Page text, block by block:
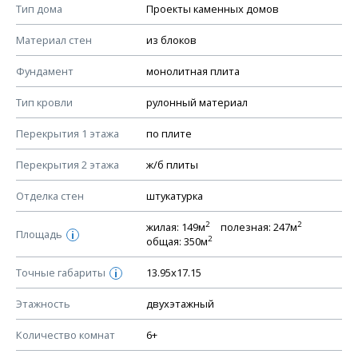
Тип дома Проекты каменных домов
Материал стен из блоков
Фундамент монолитная плита
Тип кровли рулонный материал
Перекрытия 1 этажа по плите
Перекрытия 2 этажа ж/б плиты
Отделка стен штукатурка
Площадь i
жилая: 149м2 полезная: 247м2
общая: 350м2
Точные габариты i 13.95х17.15
Этажность двухэтажный
Количество комнат 6+
Смотрите советы по выбору материала в нашем
КОНСТРУКТИВНЫЕ РЕШЕНИЯ (КР)
Ведомость рабочих чертежей основного комплекта КР
План фундамента
Устройство фундамента, спецификация материалов
Планы перекрытий этажей, спецификация элементов
Устройство перекрытий
Устройство стен
Спецификация материалов стен
Схема расположения лаг чердака (если есть)
Схема расположения элементов стропил
Спецификация элементов стропил
Устройство стропильной системы
Узлы устройства кровли